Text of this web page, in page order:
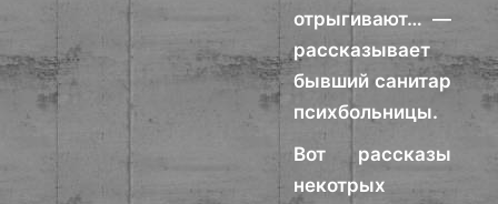
отрыгивают… —
рассказывает
бывший санитар
психбольницы.
Вот рассказы
некотрых